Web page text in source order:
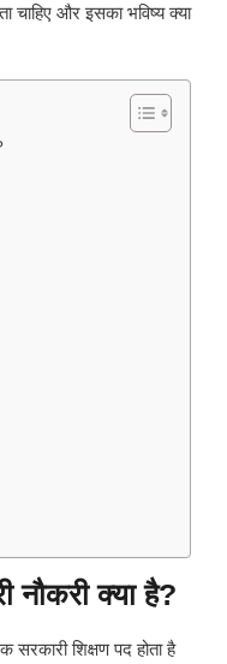
चाहिए और इसका भविष्य क्या
नौकरी क्या है?
शिक्षण पद होता है